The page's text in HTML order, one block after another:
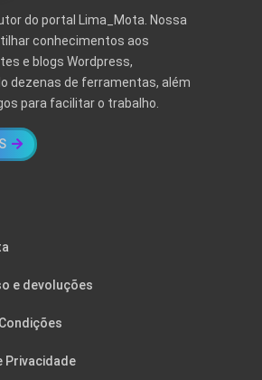
do portal Lima_Mota. Nossa
conhecimentos aos
e blogs Wordpress,
dezenas de ferramentas, além
para facilitar o trabalho.
e devoluções
Privacidade